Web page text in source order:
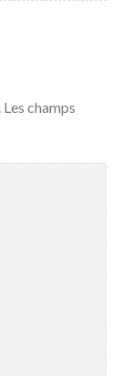
Les champs